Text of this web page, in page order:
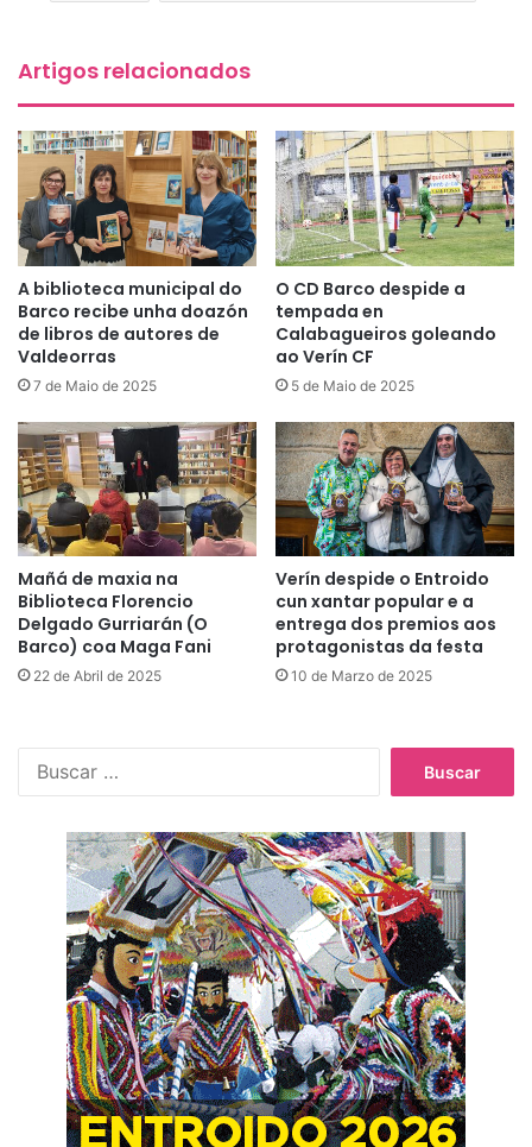
Artigos relacionados
A biblioteca municipal do
Barco recibe unha doazón
de libros de autores de
Valdeorras
7 de Maio de 2025
O CD Barco despide a
tempada en
Calabagueiros goleando
ao Verín CF
5 de Maio de 2025
Mañá de maxia na
Biblioteca Florencio
Delgado Gurriarán (O
Barco) coa Maga Fani
22 de Abril de 2025
Verín despide o Entroido
cun xantar popular e a
entrega dos premios aos
protagonistas da festa
10 de Marzo de 2025
c
a
r
: